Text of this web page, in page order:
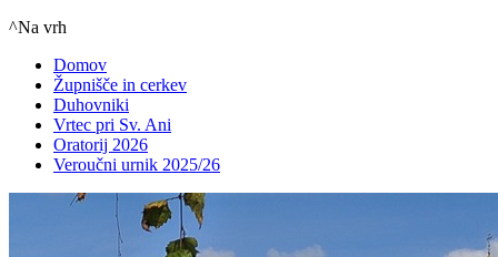
^Na vrh
Domov
Župnišče in cerkev
Duhovniki
Vrtec pri Sv. Ani
Oratorij 2026
Veroučni urnik 2025/26